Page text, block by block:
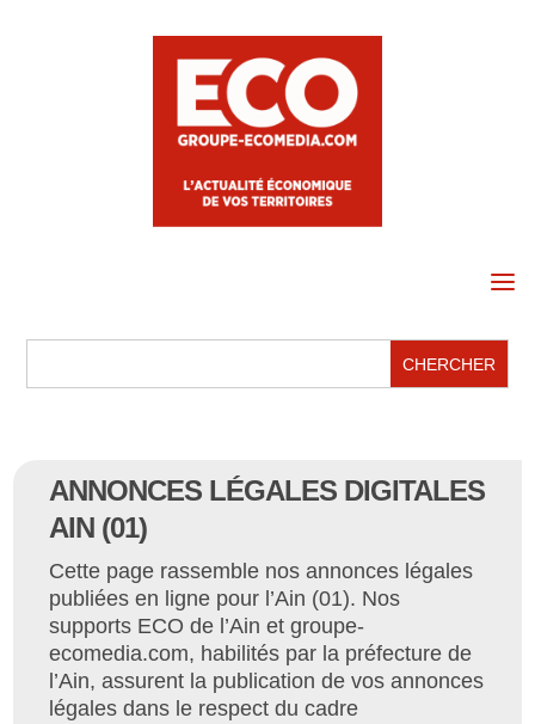
a
ANNONCES LÉGALES DIGITALES
AIN (01)
Cette page rassemble nos annonces légales
publiées en ligne pour l’Ain (01). Nos
supports ECO de l’Ain et groupe-
ecomedia.com, habilités par la préfecture de
l’Ain, assurent la publication de vos annonces
légales dans le respect du cadre